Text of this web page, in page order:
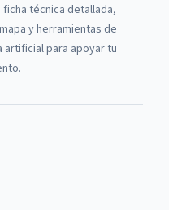
técnica detallada,
y herramientas de
artificial para apoyar tu